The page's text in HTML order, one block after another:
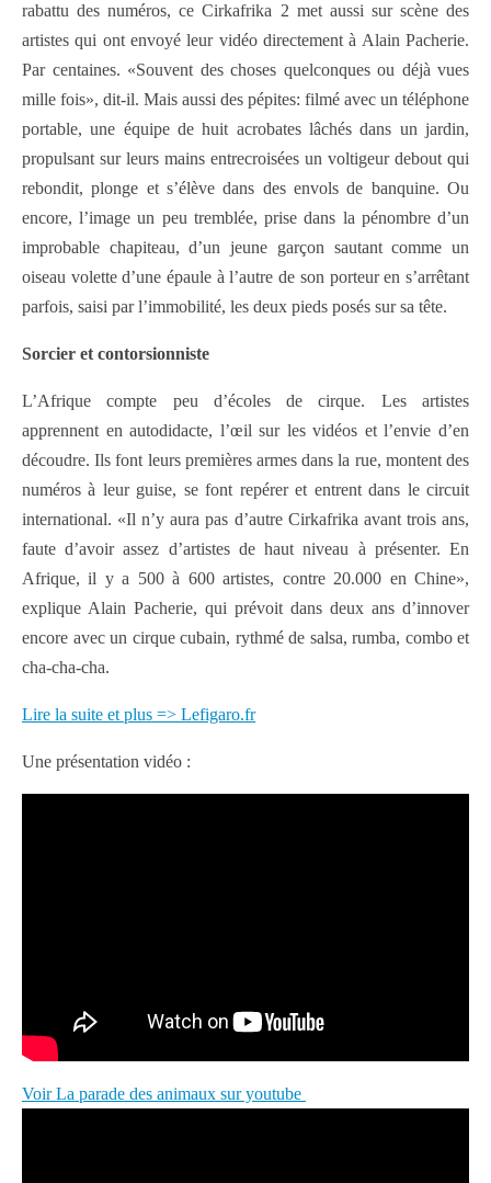
rabattu des numéros, ce Cirkafrika 2 met aussi sur scène des
artistes qui ont envoyé leur vidéo directement à Alain Pacherie.
Par centaines. «Souvent des choses quelconques ou déjà vues
mille fois», dit-il. Mais aussi des pépites: filmé avec un téléphone
portable, une équipe de huit acrobates lâchés dans un jardin,
propulsant sur leurs mains entrecroisées un voltigeur debout qui
rebondit, plonge et s’élève dans des envols de banquine. Ou
encore, l’image un peu tremblée, prise dans la pénombre d’un
improbable chapiteau, d’un jeune garçon sautant comme un
oiseau volette d’une épaule à l’autre de son porteur en s’arrêtant
parfois, saisi par l’immobilité, les deux pieds posés sur sa tête.
Sorcier et contorsionniste
L’Afrique compte peu d’écoles de cirque. Les artistes
apprennent en autodidacte, l’œil sur les vidéos et l’envie d’en
découdre. Ils font leurs premières armes dans la rue, montent des
numéros à leur guise, se font repérer et entrent dans le circuit
international. «Il n’y aura pas d’autre Cirkafrika avant trois ans,
faute d’avoir assez d’artistes de haut niveau à présenter. En
Afrique, il y a 500 à 600 artistes, contre 20.000 en Chine»,
explique Alain Pacherie, qui prévoit dans deux ans d’innover
encore avec un cirque cubain, rythmé de salsa, rumba, combo et
cha-cha-cha.
Lire la suite et plus => Lefigaro.fr
Une présentation vidéo :
Voir La parade des animaux sur youtube